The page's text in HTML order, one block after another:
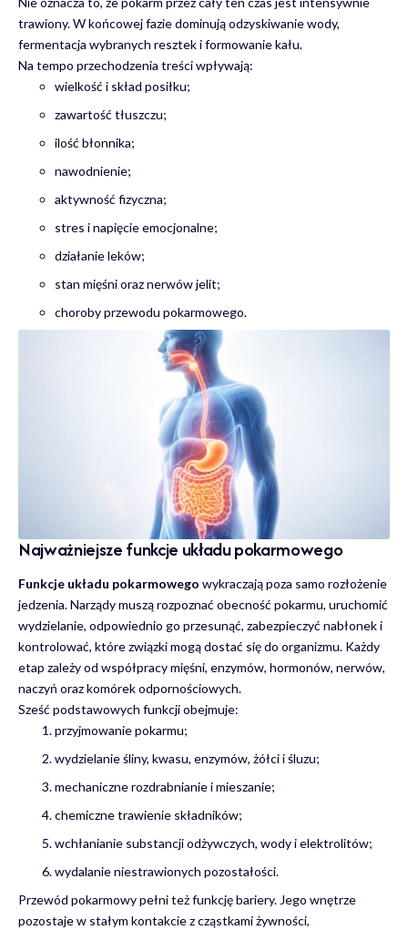
trawiony. W końcowej fazie dominują odzyskiwanie wody,
fermentacja wybranych resztek i formowanie kału.
Na tempo przechodzenia treści wpływają:
wielkość i skład posiłku;
zawartość tłuszczu;
ilość błonnika;
nawodnienie;
aktywność fizyczna;
stres i napięcie emocjonalne;
działanie leków;
stan mięśni oraz nerwów jelit;
choroby przewodu pokarmowego.
Najważniejsze funkcje układu pokarmowego
Funkcje układu pokarmowego wykraczają poza samo rozłożenie
jedzenia. Narządy muszą rozpoznać obecność pokarmu, uruchomić
wydzielanie, odpowiednio go przesunąć, zabezpieczyć nabłonek i
kontrolować, które związki mogą dostać się do organizmu. Każdy
etap zależy od współpracy mięśni, enzymów, hormonów, nerwów,
naczyń oraz komórek odpornościowych.
Sześć podstawowych funkcji obejmuje:
przyjmowanie pokarmu;
wydzielanie śliny, kwasu, enzymów, żółci i śluzu;
mechaniczne rozdrabnianie i mieszanie;
chemiczne trawienie składników;
wchłanianie substancji odżywczych, wody i elektrolitów;
wydalanie niestrawionych pozostałości.
Przewód pokarmowy pełni też funkcję bariery. Jego wnętrze
pozostaje w stałym kontakcie z cząstkami żywności,